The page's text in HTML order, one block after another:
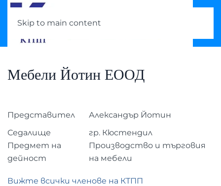
Skip to main content
Мебели Йотин ЕООД
Представител
Александър Йотин
Седалище
гр. Кюстендил
Предмет на
дейност
Производство и търговия
на мебели
Вижте всички членове на КТПП